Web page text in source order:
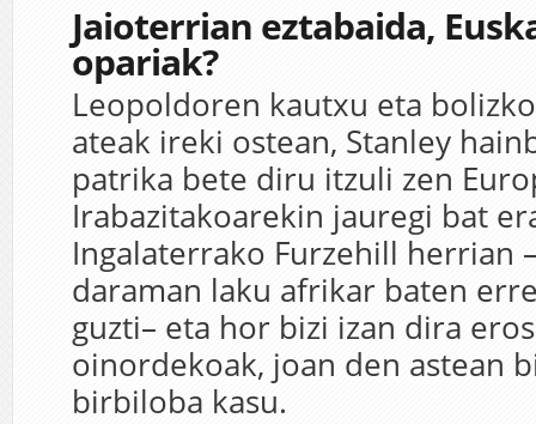
Jaioterrian eztabaida,
opariak?
Leopoldoren kautxu eta
ateak ireki ostean, Stanley
patrika bete diru itzuli zen
Irabazitakoarekin jauregi bat
Ingalaterrako Furzehill herrian
daraman laku afrikar baten
guzti– eta hor bizi izan dira
oinordekoak, joan den astean
birbiloba kasu.